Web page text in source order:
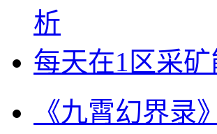
析
每天在1区采
《九霄幻界录